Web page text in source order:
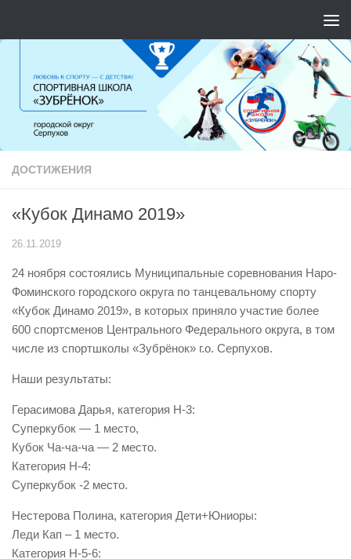
ДОСТИЖЕНИЯ
«Кубок Динамо 2019»
26.11.2019
24 ноября состоялись Муниципальные соревнования Наро-
Фоминского городского округа по танцевальному спорту
«Кубок Динамо 2019», в которых приняло участие более
600 спортсменов Центрального Федерального округа, в том
числе из спортшколы «Зубрёнок» г.о. Серпухов.
Наши результаты:
Герасимова Дарья, категория Н-3:
Суперкубок — 1 место,
Кубок Ча-ча-ча — 2 место.
Категория Н-4:
Суперкубок -2 место.
Нестерова Полина, категория Дети+Юниоры:
Леди Кап – 1 место.
Категория Н-5-6: